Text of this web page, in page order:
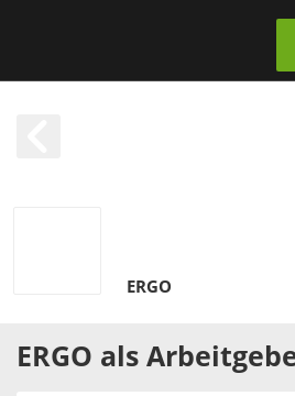
ERGO
ERGO als